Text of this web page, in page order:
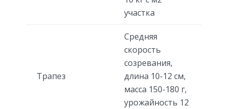
участка
Трапез
Средняя
скорость
созревания,
длина 10-12 см,
масса 150-180 г,
урожайность 12